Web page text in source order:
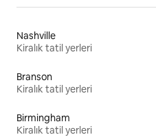
Nashville
Kiralık tatil yerleri
Branson
Kiralık tatil yerleri
Birmingham
Kiralık tatil yerleri